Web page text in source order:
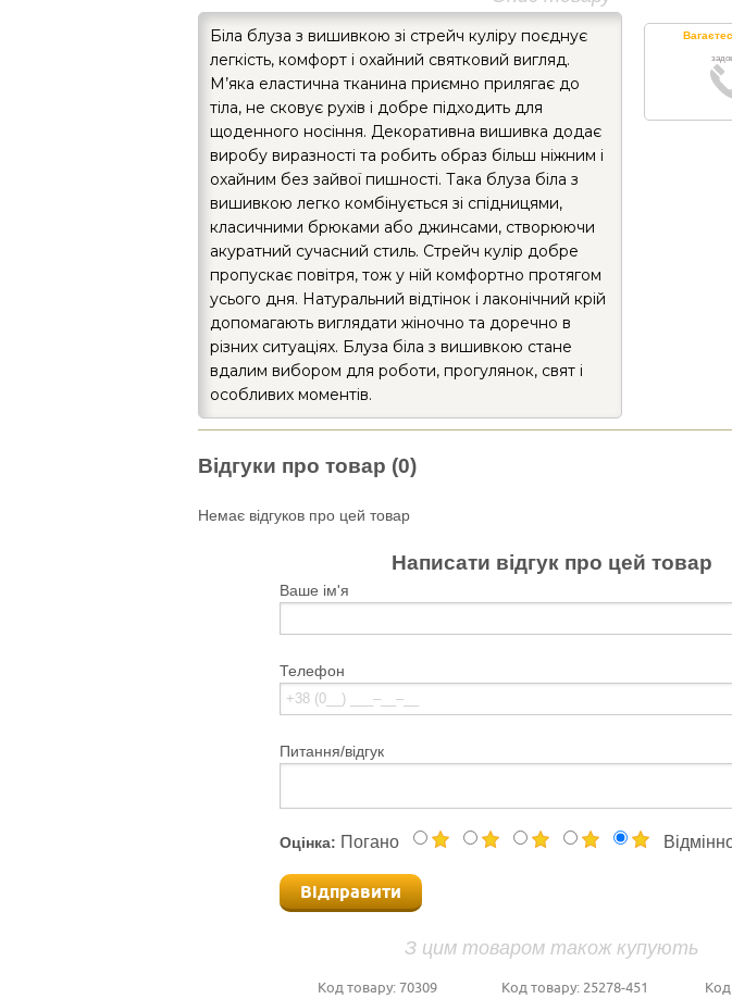
Біла блуза з вишивкою зі стрейч куліру поєднує
легкість, комфорт і охайний святковий вигляд.
М’яка еластична тканина приємно прилягає до
тіла, не сковує рухів і добре підходить для
щоденного носіння. Декоративна вишивка додає
виробу виразності та робить образ більш ніжним і
охайним без зайвої пишності. Така блуза біла з
вишивкою легко комбінується зі спідницями,
класичними брюками або джинсами, створюючи
акуратний сучасний стиль. Стрейч кулір добре
пропускає повітря, тож у ній комфортно протягом
усього дня. Натуральний відтінок і лаконічний крій
допомагають виглядати жіночно та доречно в
різних ситуаціях. Блуза біла з вишивкою стане
вдалим вибором для роботи, прогулянок, свят і
особливих моментів.
Відгуки про товар (0)
Немає відгуков про цей товар
Написати відгук про цей товар
Ваше ім'я
Телефон
Питання/відгук
Оцінка: Погано
Відправити
З цим товаром також купують
Код товару:70309 Код товару: 25278-451